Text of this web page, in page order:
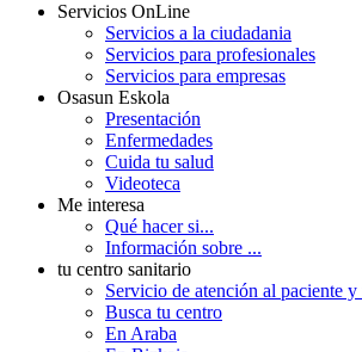
Servicios OnLine
Servicios a la ciudadania
Servicios para profesionales
Servicios para empresas
Osasun Eskola
Presentación
Enfermedades
Cuida tu salud
Videoteca
Me interesa
Qué hacer si...
Información sobre ...
tu centro sanitario
Servicio de atención al paciente y
Busca tu centro
En Araba